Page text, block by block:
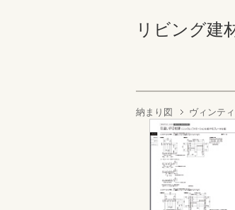
リビング建
納まり図 ヴィンテ